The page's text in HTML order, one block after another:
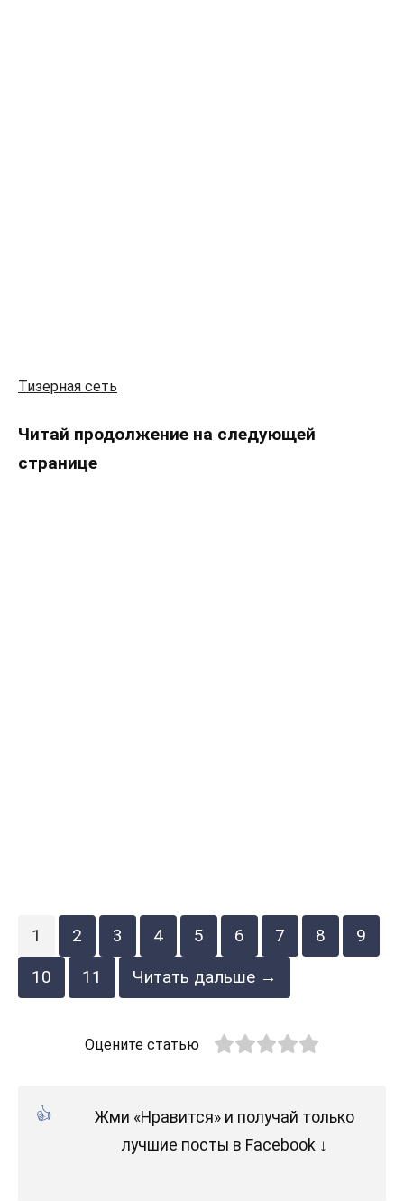
Тизерная сеть
Читай продолжение на следующей
странице
1 2 3 4 5 6 7 8
9
10
11 Читать дальше →
Оцените статью
Жми «Нравится» и получай только
лучшие посты в Facebook ↓